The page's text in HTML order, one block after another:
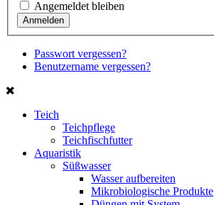
Angemeldet bleiben
Passwort vergessen?
Benutzername vergessen?
Teich
Teichpflege
Teichfischfutter
Aquaristik
Süßwasser
Wasser aufbereiten
Mikrobiologische Produkte